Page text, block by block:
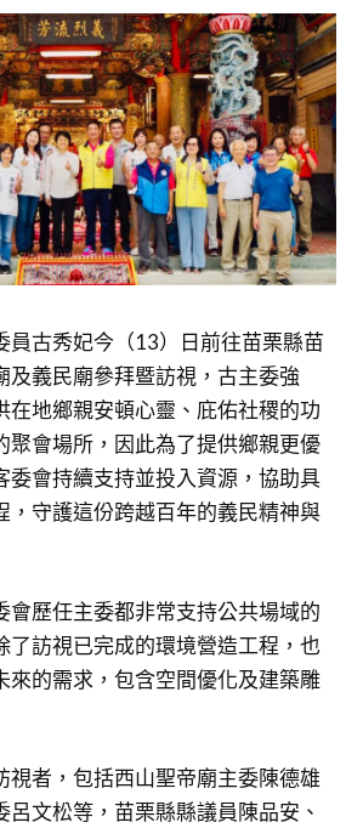
員古秀妃今（13）日前往苗栗縣苗
及義民廟參拜暨訪視，古主委強
在地鄉親安頓心靈、庇佑社稷的功
聚會場所，因此為了提供鄉親更優
委會持續支持並投入資源，協助具
，守護這份跨越百年的義民精神與
會歷任主委都非常支持公共場域的
了訪視已完成的環境營造工程，也
來的需求，包含空間優化及建築雕
視者，包括西山聖帝廟主委陳德雄
呂文松等，苗栗縣縣議員陳品安、